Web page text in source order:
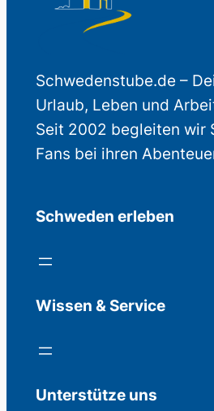
Schwedenstube.de –
Urlaub, Leben und
Seit 2002 begleiten wir
Fans bei ihren
Schweden erleben
Wissen & Service
Unterstütze uns